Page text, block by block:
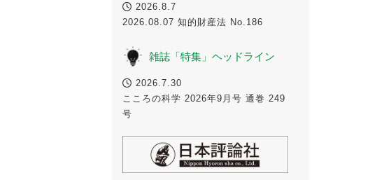
2026.8.7
2026.08.07 知的財産法 No.186
雑誌「特集」ヘッドライン
2026.7.30
こころの科学 2026年9月号 通巻 249
号